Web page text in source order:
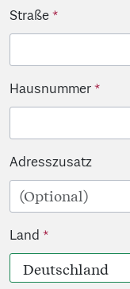
Straße
Hausnummer
Adresszusatz
Land